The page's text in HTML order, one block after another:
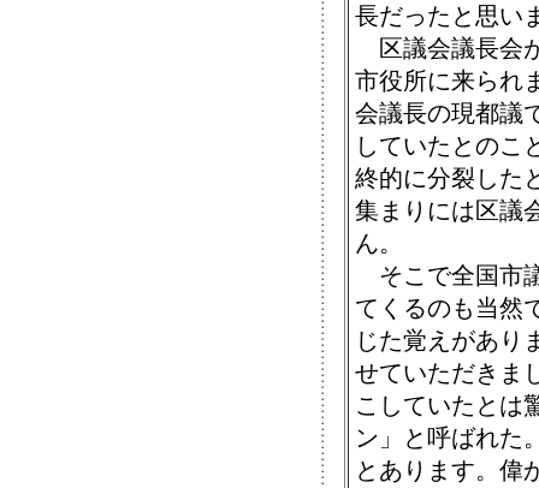
長だったと思い
区議会議長会
市役所に来られ
会議長の現都議
していたとのこ
終的に分裂した
集まりには区議
ん。
そこで全国市
てくるのも当然
じた覚えがあり
せていただきま
こしていたとは
ン」と呼ばれた
とあります。偉